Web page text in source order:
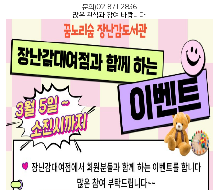
문의)02-871-2836
많은 관심과 참여 바랍니다.